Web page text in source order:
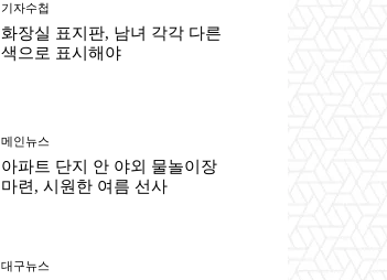
기자수첩
화장실 표지판, 남녀 각각 다른
색으로 표시해야
메인뉴스
아파트 단지 안 야외 물놀이장
마련, 시원한 여름 선사
대구뉴스